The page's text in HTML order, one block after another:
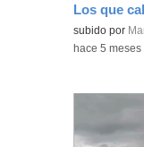
Los que
Contenido
subido por
-hace 5 meses